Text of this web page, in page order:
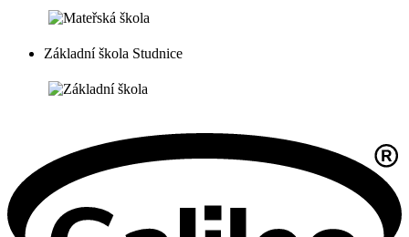
Základní škola Studnice